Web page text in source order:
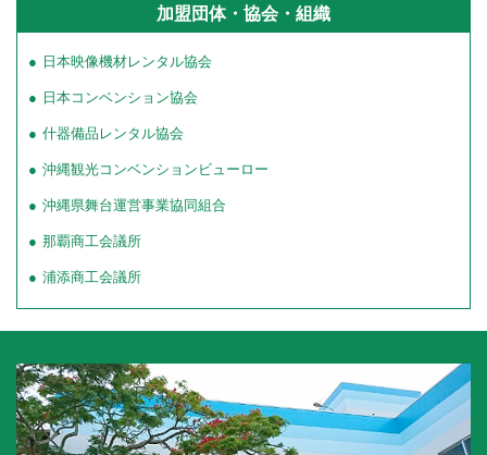
加盟団体・協会・組織
日本映像機材レンタル協会
日本コンベンション協会
什器備品レンタル協会
沖縄観光コンベンションビューロー
沖縄県舞台運営事業協同組合
那覇商工会議所
浦添商工会議所